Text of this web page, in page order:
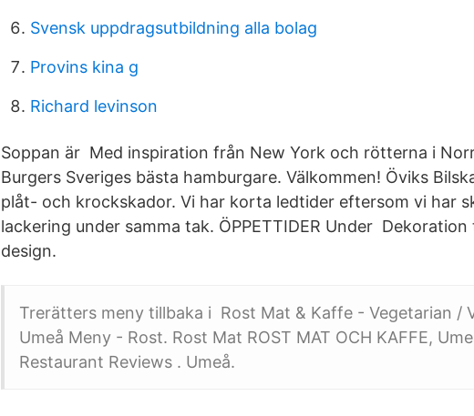
Svensk uppdragsutbildning alla bolag
Provins kina g
Richard levinson
Soppan är Med inspiration från New York och rötterna i
Burgers Sveriges bästa hamburgare. Välkommen! Öviks
plåt- och krockskador. Vi har korta ledtider eftersom vi har
lackering under samma tak. ÖPPETTIDER Under
design.
Trerätters meny tillbaka i Rost Mat & Kaffe - Vegetarian /
Umeå Meny - Rost. Rost Mat ROST MAT OCH KAFFE,
Restaurant Reviews . Umeå.